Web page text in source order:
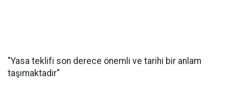
"Yasa teklifi son derece önemli ve tarihi bir anlam
taşımaktadır"